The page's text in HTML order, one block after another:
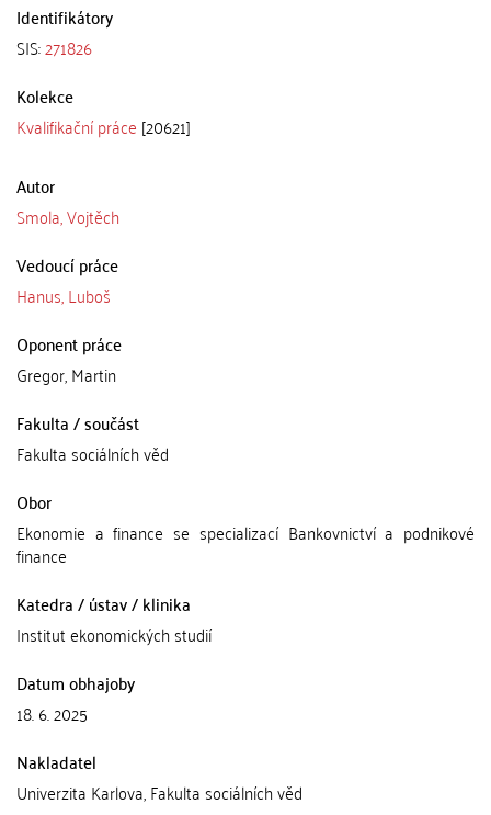
Identifikátory
SIS:271826
Kolekce
Kvalifikační práce [20621]
Autor
Smola, Vojtěch
Vedoucí práce
Hanus, Luboš
Oponent práce
Gregor, Martin
Fakulta / součást
Fakulta sociálních věd
Obor
Ekonomie a finance se specializací Bankovnictví a podnikové
finance
Katedra / ústav / klinika
Institut ekonomických studií
Datum obhajoby
18. 6. 2025
Nakladatel
Univerzita Karlova, Fakulta sociálních věd